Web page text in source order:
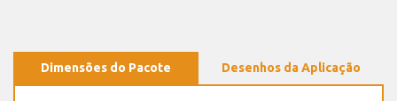
Dimensões do Pacote Desenhos da Aplicação